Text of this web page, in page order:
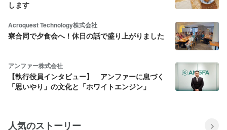
します
Acroquest Technology株式会社
寮合同で夕食会へ！休日の話で盛り上がりました
アンファー株式会社
【執行役員インタビュー】 アンファーに息づく
「思いやり」の文化と「ホワイトエンジン」
人気のストーリー